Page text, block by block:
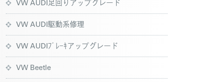
VW AUDI足回りアップグレード
VW AUDI駆動系修理
VW AUDIﾌﾞﾚｰｷアップグレード
VW Beetle